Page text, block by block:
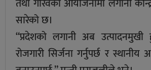
तथा गौरवका आयोजनामा लगानी
सारेको छ।
“प्रदेशको लगानी अब उत्पादनमुखी
रोजगारी सिर्जना गर्नुपर्छ र स्थानीय